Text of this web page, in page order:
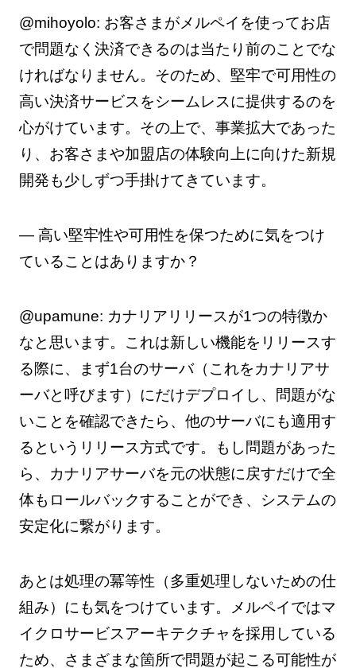
@mihoyolo: お客さまがメルペイを使ってお店
で問題なく決済できるのは当たり前のことでな
ければなりません。そのため、堅牢で可用性の
高い決済サービスをシームレスに提供するのを
心がけています。その上で、事業拡大であった
り、お客さまや加盟店の体験向上に向けた新規
開発も少しずつ手掛けてきています。
— 高い堅牢性や可用性を保つために気をつけ
ていることはありますか？
@upamune: カナリアリリースが1つの特徴か
なと思います。これは新しい機能をリリースす
る際に、まず1台のサーバ（これをカナリアサ
ーバと呼びます）にだけデプロイし、問題がな
いことを確認できたら、他のサーバにも適用す
るというリリース方式です。もし問題があった
ら、カナリアサーバを元の状態に戻すだけで全
体もロールバックすることができ、システムの
安定化に繋がります。
あとは処理の冪等性（多重処理しないための仕
組み）にも気をつけています。メルペイではマ
イクロサービスアーキテクチャを採用している
ため、さまざまな箇所で問題が起こる可能性が